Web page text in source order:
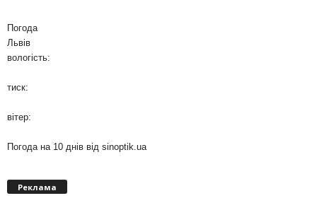
Погода
Львів
вологість:
тиск:
вітер:
Погода на 10 днів від sinoptik.ua
Реклама